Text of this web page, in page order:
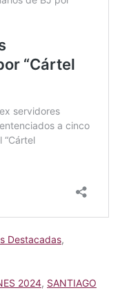
Destacadas,
2024, SANTIAGO